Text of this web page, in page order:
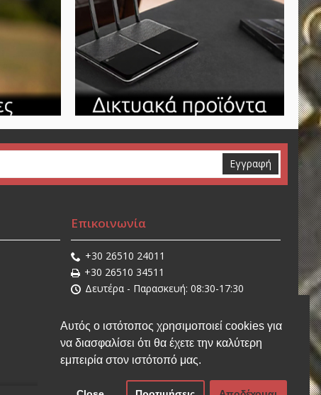
Αυτός ο ιστότοπος χρησιμοποιεί cookies για
να διασφαλίσει ότι θα έχετε την καλύτερη
εμπειρία στον ιστότοπό μας.
Εγγραφή
Επικοινωνία
+30 26510 24011
+30 26510 34511
Δευτέρα - Παρασκευή: 08:30-17:30
sales@stathisnet.gr
Η τοποθεσία μας